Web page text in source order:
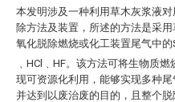
本发明涉及一种利用草木灰浆液
除方法及装置，所述的方法是采
氧化脱除燃烧或化工装置尾气中的
﹑HCl﹑HF。该方法可将生物质
现可资源化利用，能够实现多种尾
并达到以废治废的目的，且整个